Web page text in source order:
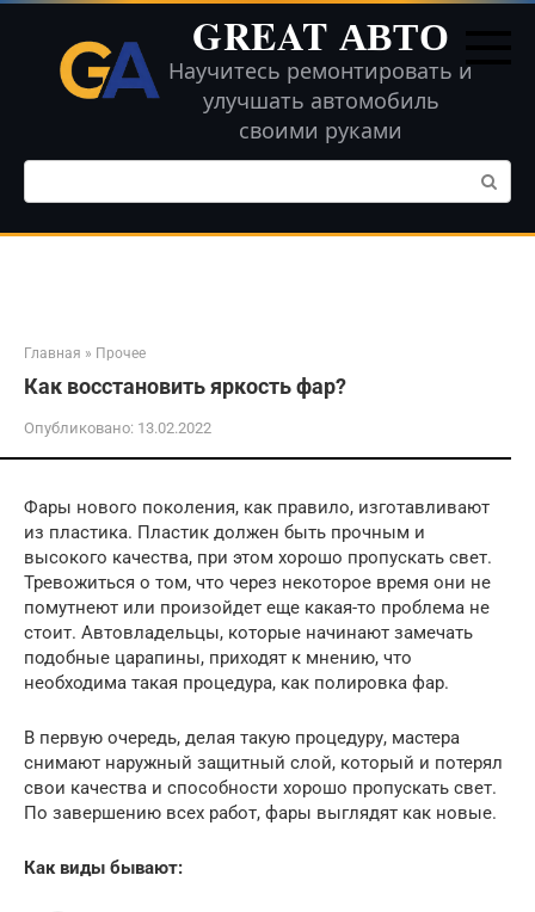
Перейти
контенту
GREAT АВТО
Научитесь ремонтировать и
улучшать автомобиль
своими руками
Поиск:
Главная » Прочее
Как восстановить яркость фар?
Опубликовано: 13.02.2022
Фары нового поколения, как правило, изготавливают
из пластика. Пластик должен быть прочным и
высокого качества, при этом хорошо пропускать свет.
Тревожиться о том, что через некоторое время они не
помутнеют или произойдет еще какая-то проблема не
стоит. Автовладельцы, которые начинают замечать
подобные царапины, приходят к мнению, что
необходима такая процедура, как полировка фар.
В первую очередь, делая такую процедуру, мастера
снимают наружный защитный слой, который и потерял
свои качества и способности хорошо пропускать свет.
По завершению всех работ, фары выглядят как новые.
Как виды бывают: